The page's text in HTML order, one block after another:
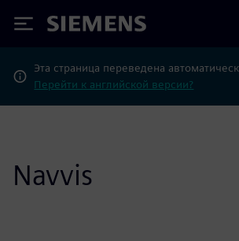
Siemens
Эта страница переведена
Перейти к английской версии?
Navvis